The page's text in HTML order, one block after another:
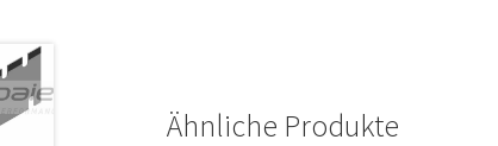
Ähnliche Produkte